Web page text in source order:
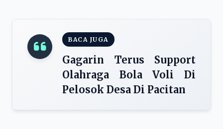
BACA JUGA
Gagarin Terus Support
Olahraga Bola Voli Di
Pelosok Desa Di Pacitan